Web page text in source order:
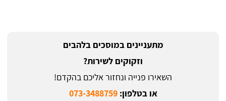
מתעניינים במוסכים בלהבים
וזקוקים לשירות?
השאירו פנייה ונחזור אליכם בהקדם!
או בטלפון:073-3488759